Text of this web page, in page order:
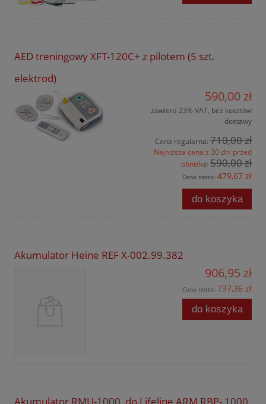
AED treningowy XFT-120C+ z pilotem (5 szt.
elektrod)
590,00 zł
zawiera 23% VAT, bez kosztów
dostawy
Cena regularna: 710,00 zł
Najniższa cena z 30 dni przed
obniżką: 590,00 zł
Cena netto: 479,67 zł
do koszyka
Akumulator Heine REF X-002.99.382
906,95 zł
Cena netto: 737,36 zł
do koszyka